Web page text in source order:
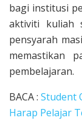
bagi institusi
aktiviti kuliah
pensyarah
memastikan
pembelajaran.
BACA : Student
Harap Pelajar